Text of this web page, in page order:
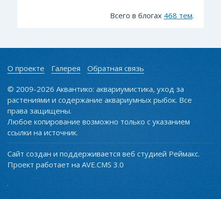
Всего в блогах 468 тем.
О проекте Галерея Обратная связь
© 2009-2026 Аквантико: аквариумистика, уход за
растениями и содержание аквариумных рыбок. Все
права защищены.
Любое копирование возможно только с указанием
ссылки на источник.
Сайт создан и поддерживается веб студией Реймакс.
Проект работает на AVE.CMS 3.0